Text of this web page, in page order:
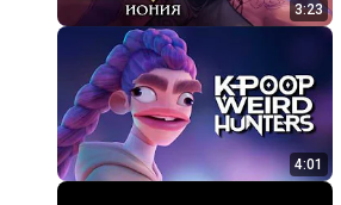
3:23
4:01